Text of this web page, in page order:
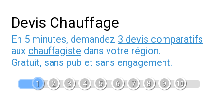
Devis Chauffage
En 5 minutes, demandez 3 devis comparatifs
aux chauffagiste dans votre région.
Gratuit, sans pub et sans engagement.
1 2 3 4 5 6 7 8 9 10